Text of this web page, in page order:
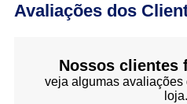
Avaliações dos
Nossos clientes
veja algumas avaliações
loja.